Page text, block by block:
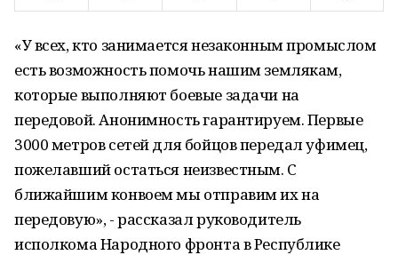
«У всех, кто занимается незаконным промыслом
есть возможность помочь нашим землякам,
которые выполняют боевые задачи на
передовой. Анонимность гарантируем. Первые
3000 метров сетей для бойцов передал уфимец,
пожелавший остаться неизвестным. С
ближайшим конвоем мы отправим их на
передовую», - рассказал руководитель
исполкома Народного фронта в Республике